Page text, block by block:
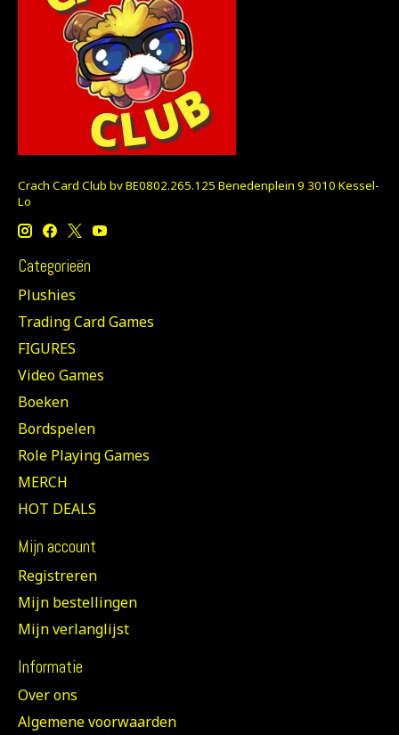
Crach Card Club bv BE0802.265.125 Benedenplein 9 3010 Kessel-
Lo
Categorieën
Plushies
Trading Card Games
FIGURES
Video Games
Boeken
Bordspelen
Role Playing Games
MERCH
HOT DEALS
Mijn account
Registreren
Mijn bestellingen
Mijn verlanglijst
Informatie
Over ons
Algemene voorwaarden